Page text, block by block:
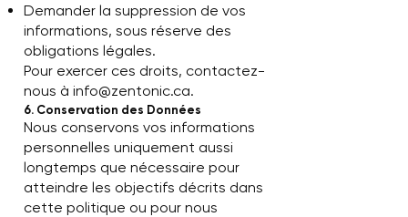
Demander la suppression de vos
informations, sous réserve des
obligations légales.
Pour exercer ces droits, contactez-
nous àinfo@zentonic.ca.
6. Conservation des Données
Nous conservons vos informations
personnelles uniquement aussi
longtemps que nécessaire pour
atteindre les objectifs décrits dans
cette politique ou pour nous